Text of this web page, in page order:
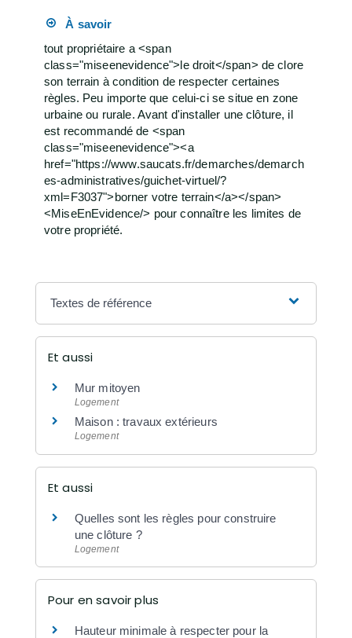
À savoir
tout propriétaire a <span
class="miseenevidence">le droit</span> de clore
son terrain à condition de respecter certaines
règles. Peu importe que celui-ci se situe en zone
urbaine ou rurale. Avant d'installer une clôture, il
est recommandé de <span
class="miseenevidence"><a
href="https://www.saucats.fr/demarches/demarch
es-administratives/guichet-virtuel/?
xml=F3037">borner votre terrain</a></span>
<MiseEnEvidence/> pour connaître les limites de
votre propriété.
Textes de référence
Et aussi
Mur mitoyen
Logement
Maison : travaux extérieurs
Logement
Et aussi
Quelles sont les règles pour construire
une clôture ?
Logement
Pour en savoir plus
Hauteur minimale à respecter pour la